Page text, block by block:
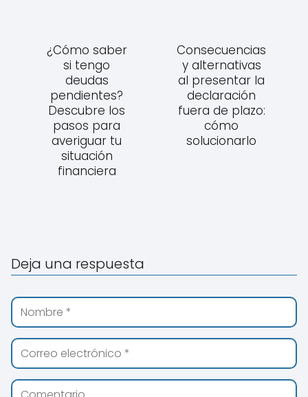
¿Cómo saber
si tengo
deudas
pendientes?
Descubre los
pasos para
averiguar tu
situación
financiera
Consecuencias
y alternativas
al presentar la
declaración
fuera de plazo:
cómo
solucionarlo
Deja una respuesta